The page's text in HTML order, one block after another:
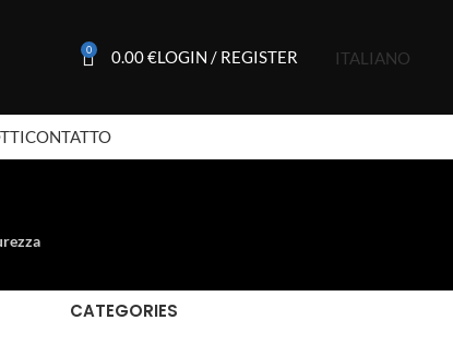
0 0.00€LOGIN / REGISTER ITALIANO
CONTATTO
CATEGORIES